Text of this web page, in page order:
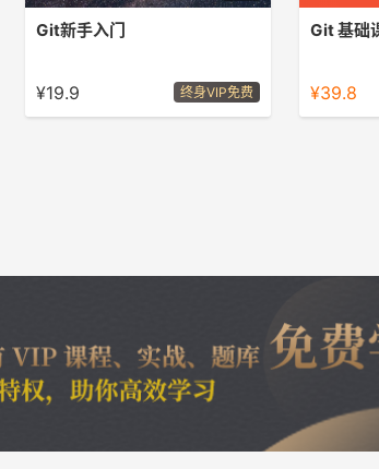
Git新手入门
¥19.9 终身VIP免费
Git 基础
¥39.8